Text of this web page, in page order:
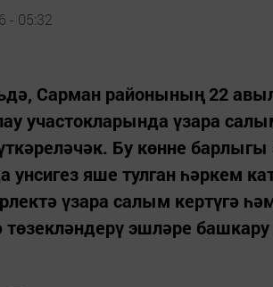
- 05:32
Сарман районының 22
участокларында үзара
Бу көнне барлыгы
унсигез яше тулган һәркем
үзара салым кертүгә
төзекләндерү эшләре